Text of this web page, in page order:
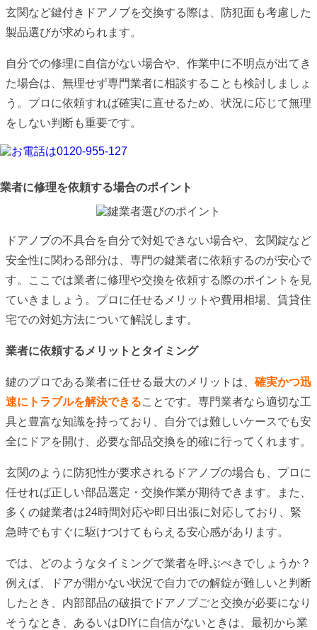
玄関など鍵付きドアノブを交換する際は、防犯面も考慮した
製品選びが求められます。
自分での修理に自信がない場合や、作業中に不明点が出てき
た場合は、無理せず専門業者に相談することも検討しましょ
う。プロに依頼すれば確実に直せるため、状況に応じて無理
をしない判断も重要です。
業者に修理を依頼する場合のポイント
ドアノブの不具合を自分で対処できない場合や、玄関錠など
安全性に関わる部分は、専門の鍵業者に依頼するのが安心で
す。ここでは業者に修理や交換を依頼する際のポイントを見
ていきましょう。プロに任せるメリットや費用相場、賃貸住
宅での対処方法について解説します。
業者に依頼するメリットとタイミング
鍵のプロである業者に任せる最大のメリットは、 確実かつ迅
速にトラブルを解決できることです。専門業者なら適切な工
具と豊富な知識を持っており、自分では難しいケースでも安
全にドアを開け、必要な部品交換を的確に行ってくれます。
玄関のように防犯性が要求されるドアノブの場合も、プロに
任せれば正しい部品選定・交換作業が期待できます。また、
多くの鍵業者は24時間対応や即日出張に対応しており、緊
急時でもすぐに駆けつけてもらえる安心感があります。
では、どのようなタイミングで業者を呼ぶべきでしょうか？
例えば、ドアが開かない状況で自力での解錠が難しいと判断
したとき、内部部品の破損でドアノブごと交換が必要になり
そうなとき、あるいはDIYに自信がないときは、最初から業